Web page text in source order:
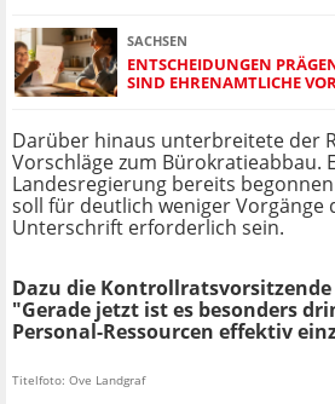
SACHSEN
ENTSCHEIDUNGEN
SIND EHRENAMTLICHE
Darüber hinaus unterbreitete der
Vorschläge zum Bürokratieabbau.
Landesregierung bereits
soll für deutlich weniger Vorgänge
Unterschrift erforderlich sein.
Dazu die Kontrollratsvorsitzende
"Gerade jetzt ist es besonders
Personal-Ressourcen effektiv
Titelfoto: Ove Landgraf